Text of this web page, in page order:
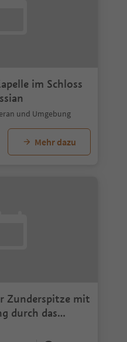
im Schloss
und Umgebung
Mehr dazu
Zunderspitze mit
durch das